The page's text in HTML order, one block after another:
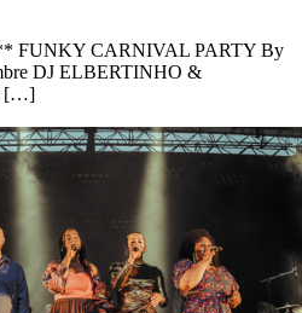
CARNIVAL PARTY By
DJ ELBERTINHO &
[…]